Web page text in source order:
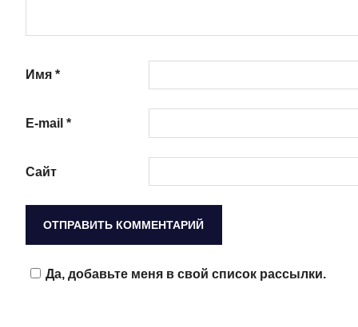
Имя *
E-mail *
Сайт
Да, добавьте меня в свой список рассылки.